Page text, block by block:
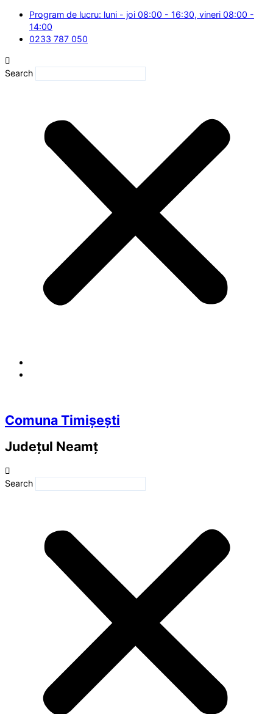
Skip
content
Program de lucru: luni - joi 08:00 - 16:30, vineri 08:00 -
14:00
0233 787 050
Search
Comuna Timișești
Județul Neamț
Search